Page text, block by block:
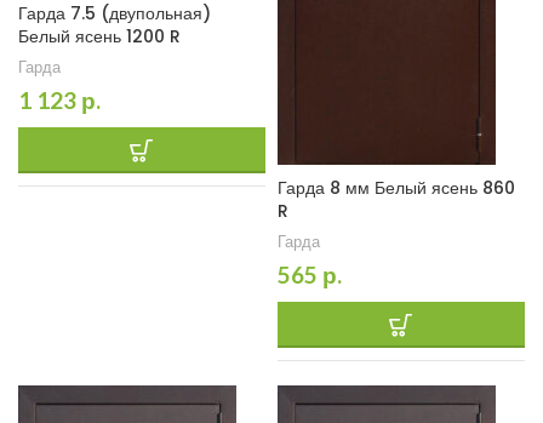
Гарда 7.5 (двупольная)
Белый ясень 1200 R
Гарда
1 123 р.
Гарда 8 мм Белый ясень 860
R
Гарда
565 р.